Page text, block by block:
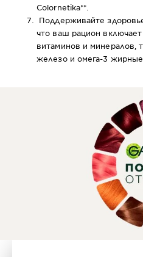
Colornetika**.
Поддерживайте
что ваш рацион
витаминов и минералов,
железо и омега-3 жирные